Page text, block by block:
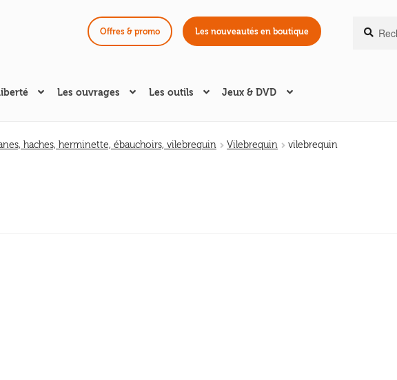
Offres & promo Les nouveautés en boutique
pour :
Recherche
Les ouvrages Les outils Jeux & DVD
haches, herminette, ébauchoirs, vilebrequin Vilebrequin vilebrequin